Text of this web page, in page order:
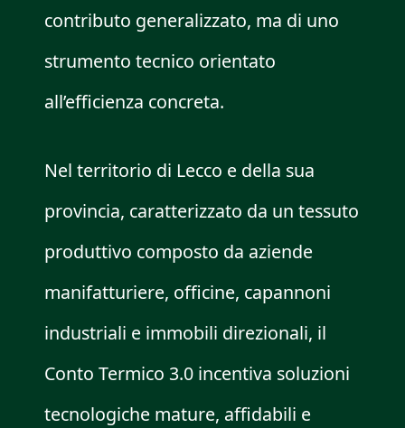
contributo generalizzato, ma di uno
strumento tecnico orientato
all’efficienza concreta.
Nel territorio di Lecco e della sua
provincia, caratterizzato da un tessuto
produttivo composto da aziende
manifatturiere, officine, capannoni
industriali e immobili direzionali, il
Conto Termico 3.0 incentiva soluzioni
tecnologiche mature, affidabili e